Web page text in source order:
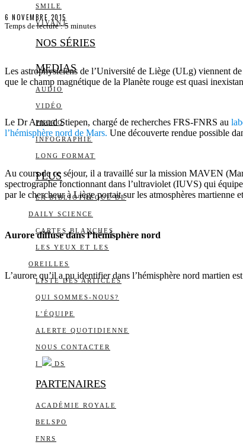
SMILE
VIVANT
NOS SÉRIES
MEDIAS
AUDIO
VIDÉO
PHOTO
INFOGRAPHIE
LONG FORMAT
PLUS
LA BIBLIOTHÈQUE DE
DAILY SCIENCE
CARTES BLANCHES
LES YEUX ET LES
OREILLES
LISTE DES ARTICLES
QUI SOMMES-NOUS?
L’ÉQUIPE
ALERTE QUOTIDIENNE
NOUS CONTACTER
I DS
PARTENAIRES
ACADÉMIE ROYALE
BELSPO
FNRS
6 NOVEMBRE 2015
Temps de lecture :5 minutes
Les astrophysiciens de l’Université de Liège (ULg) viennent
que le champ magnétique de la Planète rouge est quasi
Le Dr Arnaud Stiepen, chargé de recherches FRS-FNRS au
l’hémisphère nord de Mars. Une découverte rendue possible
Au cours de ce séjour, il a travaillé sur la mission MAVEN
spectrographe fonctionnant dans l’ultraviolet (IUVS) qui
par le chercheur à Liège portait sur les atmosphères martienne
Aurore diffuse dans l’hémisphère nord
L’aurore qu’il a pu identifier dans l’hémisphère nord martien